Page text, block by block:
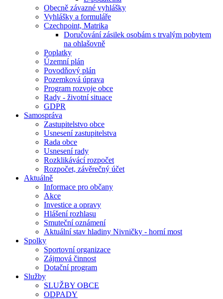
Obecně závazné vyhlášky
Vyhlášky a formuláře
Czechpoint, Matrika
Doručování zásilek osobám s trvalým pobytem
na ohlašovně
Poplatky
Územní plán
Povodňový plán
Pozemková úprava
Program rozvoje obce
Rady - životní situace
GDPR
Samospráva
Zastupitelstvo obce
Usnesení zastupitelstva
Rada obce
Usnesení rady
Rozklikávácí rozpočet
Rozpočet, závěrečný účet
Aktuálně
Informace pro občany
Akce
Investice a opravy
Hlášení rozhlasu
Smuteční oznámení
Aktuální stav hladiny Nivničky - horní most
Spolky
Sportovní organizace
Zájmová činnost
Dotační program
Služby
SLUŽBY OBCE
ODPADY